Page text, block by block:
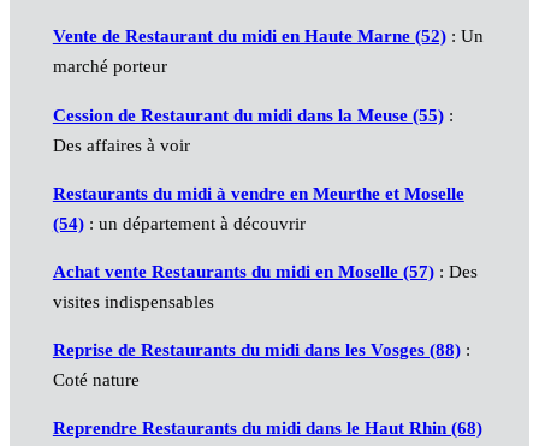
Vente de Restaurant du midi en Haute Marne (52): Un
marché porteur
Cession de Restaurant du midi dans la Meuse (55):
Des affaires à voir
Restaurants du midi à vendre en Meurthe et Moselle
(54): un département à découvrir
Achat vente Restaurants du midi en Moselle (57): Des
visites indispensables
Reprise de Restaurants du midi dans les Vosges (88):
Coté nature
Reprendre Restaurants du midi dans le Haut Rhin (68)